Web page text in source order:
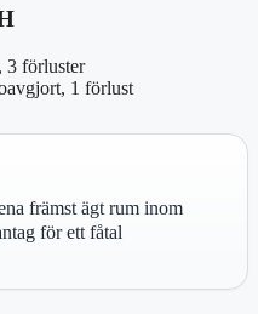
3 förluster
1 förlust
främst ägt rum inom
för ett fåtal